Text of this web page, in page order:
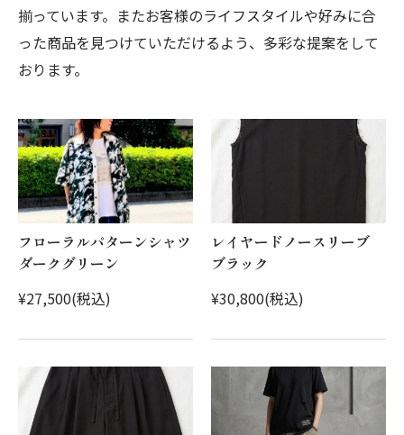
揃っています。またお客様のライフスタイルや好みに合
った商品を見つけていただけるよう、多彩な提案をして
おります。
フローラルパターンシャツ
ダークグリーン
¥27,500(税込)
レイヤードノースリーブ
ブラック
¥30,800(税込)